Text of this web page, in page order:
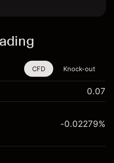
est disponible pour
les Knock-outs.
CFD Knock-out
0.07
-0.02279%